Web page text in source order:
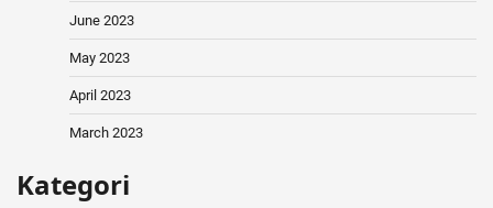
June 2023
May 2023
April 2023
March 2023
Kategori